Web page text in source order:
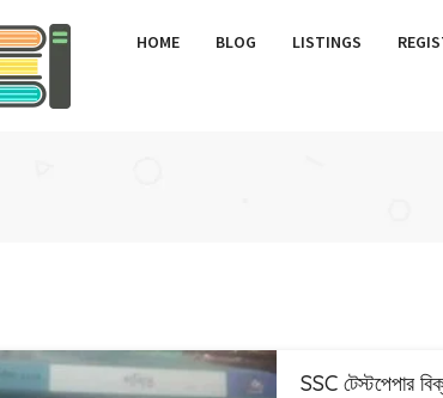
HOME BLOG LISTINGS
SSC টেস্টপেপার